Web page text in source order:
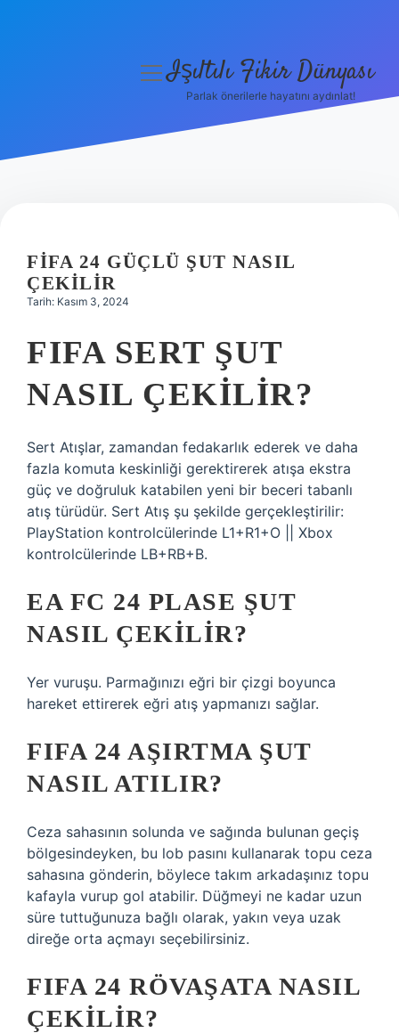
menüyüIşıltılı Fikir Dünyası
Parlak önerilerle hayatını aydınlat!
FIFA 24 GÜÇLÜ ŞUT NASIL
ÇEKILIR
Tarih: Kasım 3, 2024
FIFA SERT ŞUT
NASIL ÇEKILIR?
Sert Atışlar, zamandan fedakarlık ederek ve daha
fazla komuta keskinliği gerektirerek atışa ekstra
güç ve doğruluk katabilen yeni bir beceri tabanlı
atış türüdür. Sert Atış şu şekilde gerçekleştirilir:
PlayStation kontrolcülerinde L1+R1+O || Xbox
kontrolcülerinde LB+RB+B.
EA FC 24 PLASE ŞUT
NASIL ÇEKILIR?
Yer vuruşu. Parmağınızı eğri bir çizgi boyunca
hareket ettirerek eğri atış yapmanızı sağlar.
FIFA 24 AŞIRTMA ŞUT
NASIL ATILIR?
Ceza sahasının solunda ve sağında bulunan geçiş
bölgesindeyken, bu lob pasını kullanarak topu ceza
sahasına gönderin, böylece takım arkadaşınız topu
kafayla vurup gol atabilir. Düğmeyi ne kadar uzun
süre tuttuğunuza bağlı olarak, yakın veya uzak
direğe orta açmayı seçebilirsiniz.
FIFA 24 RÖVAŞATA NASIL
ÇEKILIR?